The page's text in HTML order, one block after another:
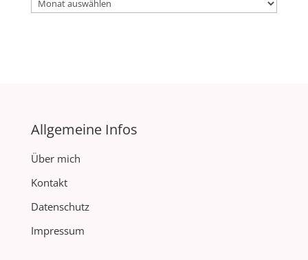
Allgemeine Infos
Über mich
Kontakt
Datenschutz
Impressum